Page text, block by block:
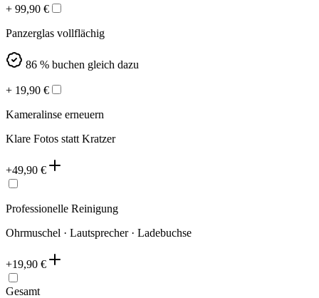
+ 99,90 €
Panzerglas vollflächig
86 % buchen gleich dazu
+ 19,90 €
Kameralinse erneuern
Klare Fotos statt Kratzer
+49,90 €
Professionelle Reinigung
Ohrmuschel · Lautsprecher · Ladebuchse
+19,90 €
Gesamt